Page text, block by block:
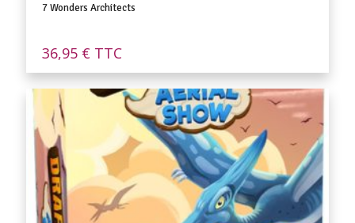
7 Wonders Architects
36,95 € TTC